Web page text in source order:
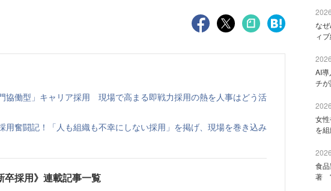
協働型」キャリア採用 現場で高まる即戦力採用の熱を人事はどう活
用奮闘記！「人も組織も不幸にしない採用」を掲げ、現場を巻き込み
卒採用》連載記事一覧
な
ィ
AI
チ
女
を
食
著 “